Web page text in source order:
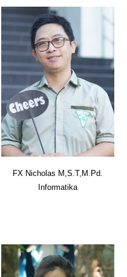
FX Nicholas M,S.T,M.Pd.
Informatika